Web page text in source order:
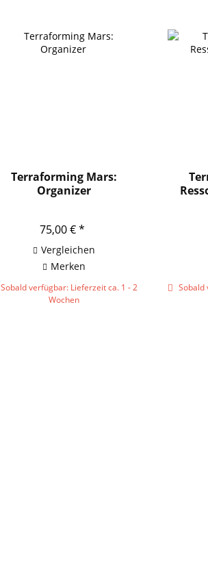
Terraforming Mars:
Organizer
75,00 € *
Vergleichen
Merken
Sobald verfügbar: Lieferzeit ca. 1 - 2
Wochen
Sobald